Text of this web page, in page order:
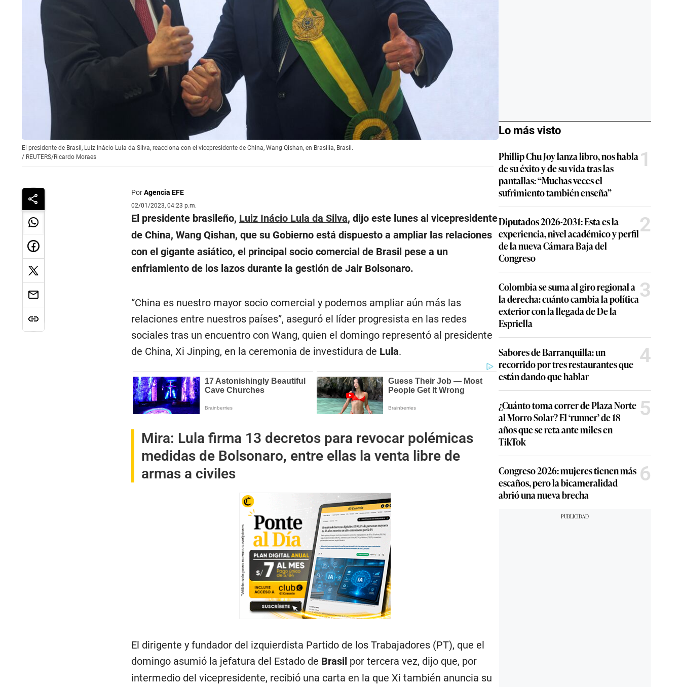
El presidente de Brasil, Luiz Inácio Lula da Silva, reacciona con el vicepresidente de China, Wang Qishan, en Brasilia, Brasil.
/ REUTERS/Ricardo Moraes
PorAgencia EFE
02/01/2023, 04:23 p.m.
El presidente brasileño, Luiz Inácio Lula da Silva, dijo este lunes al vicepresidente
de China, Wang Qishan, que su Gobierno está dispuesto a ampliar las relaciones
con el gigante asiático, el principal socio comercial de Brasil pese a un
enfriamiento de los lazos durante la gestión de Jair Bolsonaro.
“China es nuestro mayor socio comercial y podemos ampliar aún más las
relaciones entre nuestros países”, aseguró el líder progresista en las redes
sociales tras un encuentro con Wang, quien el domingo representó al presidente
de China, Xi Jinping, en la ceremonia de investidura de Lula.
Mira: Lula firma 13 decretos para revocar polémicas
medidas de Bolsonaro, entre ellas la venta libre de
armas a civiles
El dirigente y fundador del izquierdista Partido de los Trabajadores (PT), que el
domingo asumió la jefatura del Estado de Brasil por tercera vez, dijo que, por
intermedio del vicepresidente, recibió una carta en la que Xi también anuncia su
Lo más visto
Phillip Chu Joy lanza libro, nos habla
de su éxito y de su vida tras las
pantallas: “Muchas veces el
sufrimiento también enseña”
1
Diputados 2026-2031: Esta es la
experiencia, nivel académico y perfil
de la nueva Cámara Baja del
Congreso
2
Colombia se suma al giro regional a
la derecha: cuánto cambia la política
exterior con la llegada de De la
Espriella
3
Sabores de Barranquilla: un
recorrido por tres restaurantes que
están dando que hablar
4
¿Cuánto toma correr de Plaza Norte
al Morro Solar? El ‘runner’ de 18
años que se reta ante miles en
TikTok
5
Congreso 2026: mujeres tienen más
escaños, pero la bicameralidad
abrió una nueva brecha
6